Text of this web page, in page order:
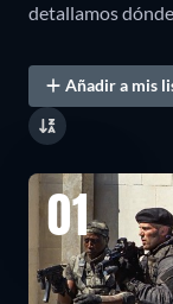
detallamos
Añadir a mis
01